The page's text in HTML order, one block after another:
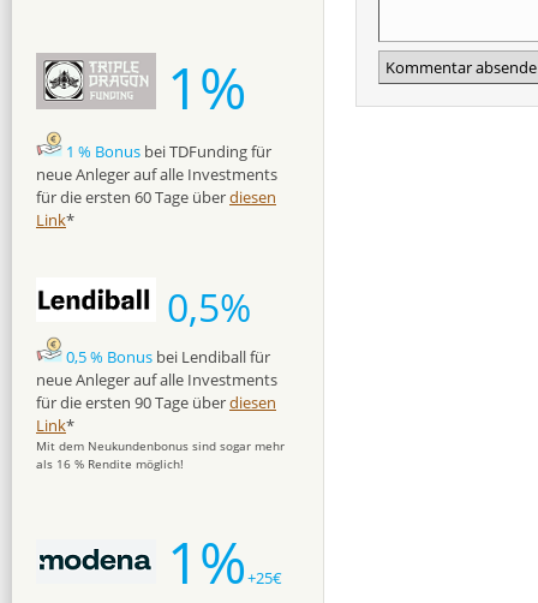
1%
1 % Bonus bei TDFunding für
neue Anleger auf alle Investments
für die ersten 60 Tage überdiesen
Link*
0,5%
0,5 % Bonus bei Lendiball für
neue Anleger auf alle Investments
für die ersten 90 Tage überdiesen
Link*
Mit dem Neukundenbonus sind sogar mehr
als 16 % Rendite möglich!
1%+25€